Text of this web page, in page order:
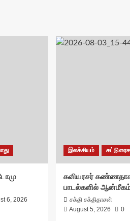
6, 2026
இலக்கியம்
கவியரசர்
பாடல்களில் ஆன்மீகம்
சக்தி சக்திதாசன்
August 5, 2026
0